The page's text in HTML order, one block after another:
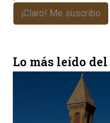
¡Claro! Me suscribo
Lo más leído del